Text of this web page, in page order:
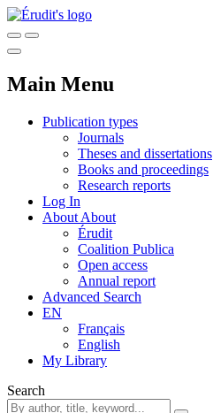
Main Menu
Publication types
Journals
Theses and dissertations
Books and proceedings
Research reports
Log In
About About
Érudit
Coalition Publica
Open access
Annual report
Advanced Search
EN
Français
English
My Library
Search